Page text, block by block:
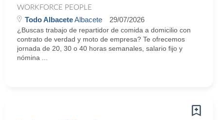
WORKFORCE PEOPLE
Todo AlbaceteAlbacete 29/07/2026
¿Buscas trabajo de repartidor de comida a domicilio con
contrato de verdad y moto de empresa? Te ofrecemos
jornada de 20, 30 o 40 horas semanales, salario fijo y
nómina ...